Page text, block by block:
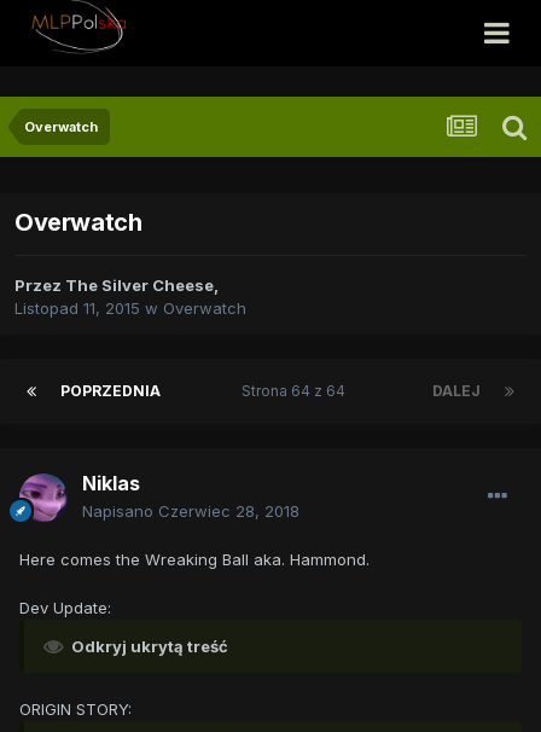
Overwatch
Overwatch
Przez The Silver Cheese,
Listopad 11, 2015 w Overwatch
POPRZEDNIA DALEJ
Strona 64 z 64
Niklas
Napisano Czerwiec 28, 2018
Here comes the Wreaking Ball aka. Hammond.
Dev Update:
Odkryj ukrytą treść
ORIGIN STORY: